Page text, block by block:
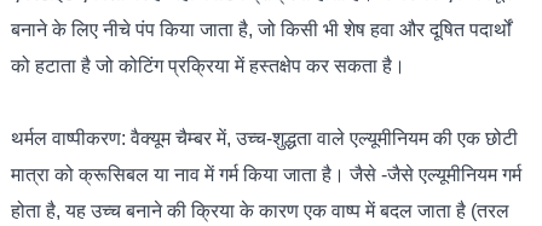
बनाने के लिए नीचे पंप किया जाता है, जो किसी भी शेष हवा और दूषित पदार्थों
को हटाता है जो कोटिंग प्रक्रिया में हस्तक्षेप कर सकता है।
थर्मल वाष्पीकरण: वैक्यूम चैम्बर में, उच्च-शुद्धता वाले एल्यूमीनियम की एक छोटी
मात्रा को क्रूसिबल या नाव में गर्म किया जाता है। जैसे -जैसे एल्यूमीनियम गर्म
होता है, यह उच्च बनाने की क्रिया के कारण एक वाष्प में बदल जाता है (तरल